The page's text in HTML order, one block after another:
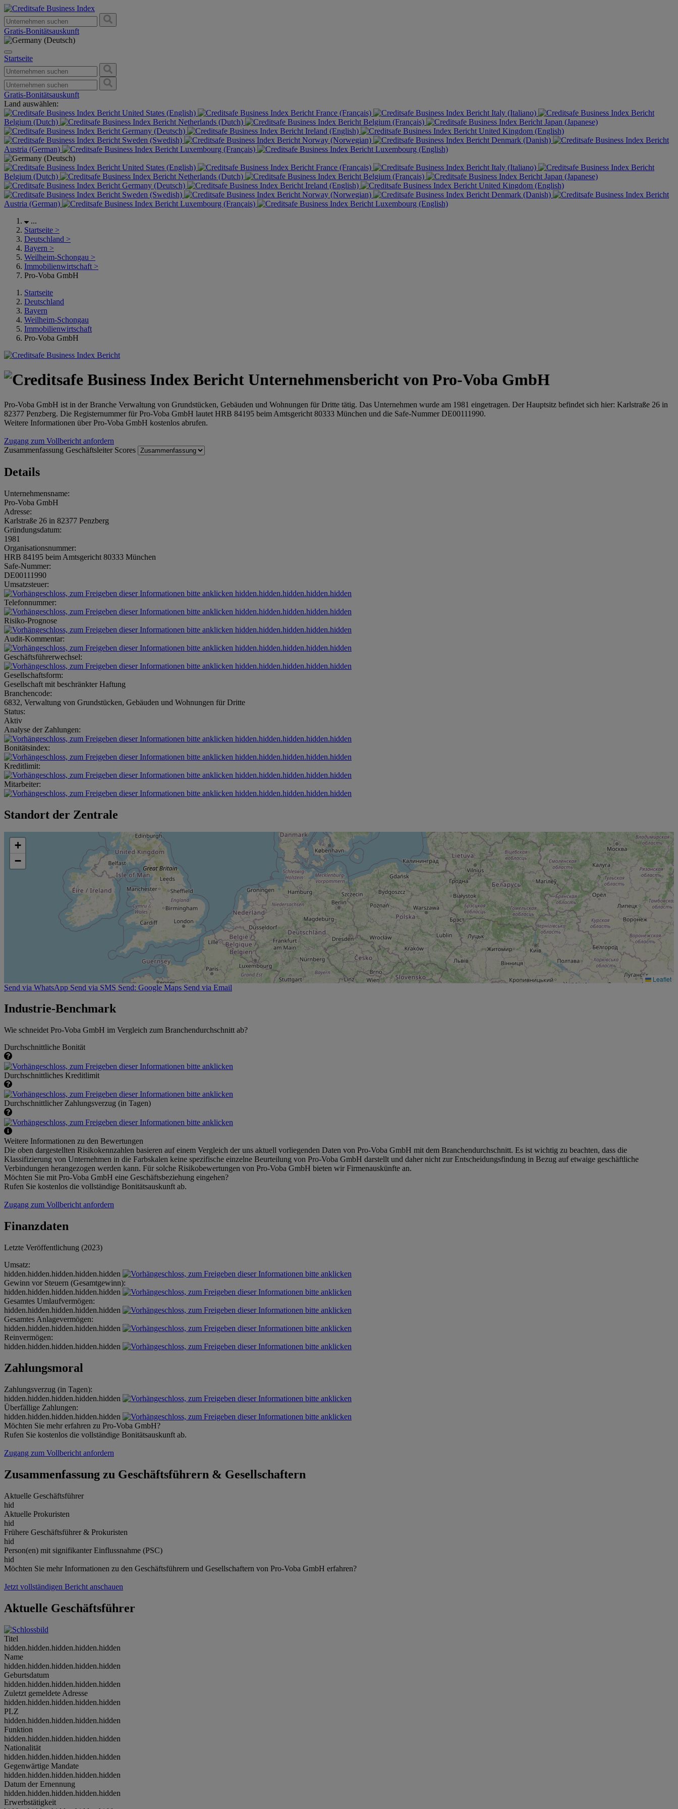
Gratis-Bonitätsauskunft
Startseite
Gratis-Bonitätsauskunft
Land auswählen:
United States (English)
France (Français)
Italy (Italiano)
Belgium (Dutch)
Netherlands (Dutch) Belgium (Français)
Japan (Japanese)
Germany (Deutsch)
Ireland (English)
United Kingdom (English)
Sweden (Swedish)
Norway (Norwegian)
Denmark (Danish)
Austria (German)
Luxembourg (Français) Luxembourg (English)
United States (English) France (Français)
Italy (Italiano)
Belgium (Dutch)
Netherlands (Dutch) Belgium (Français)
Japan (Japanese)
Germany (Deutsch)
Ireland (English)
United Kingdom (English)
Sweden (Swedish)
Norway (Norwegian)
Denmark (Danish)
Austria (German)
Luxembourg (Français)
Luxembourg (English)
...
Startseite >
Deutschland >
Bayern >
Weilheim-Schongau >
Immobilienwirtschaft >
Pro-Voba GmbH
Startseite
Deutschland
Bayern
Weilheim-Schongau
Immobilienwirtschaft
Pro-Voba GmbH
Unternehmensbericht von Pro-Voba GmbH
Pro-Voba GmbH ist in der Branche Verwaltung von Grundstücken, Gebäuden und Wohnungen für Dritte tätig. Das Unternehmen wurde am 1981 eingetragen. Der Hauptsitz befindet sich hier: Karlstraße 26 in
82377 Penzberg. Die Registernummer für Pro-Voba GmbH lautet HRB 84195 beim Amtsgericht 80333 München und die Safe-Nummer DE00111990.
Weitere Informationen über Pro-Voba GmbH kostenlos abrufen.
Zugang zum Vollbericht anfordern
Zusammenfassung Geschäftsleiter Scores
Details
Unternehmensname:
Pro-Voba GmbH
Adresse:
Karlstraße 26 in 82377 Penzberg
Gründungsdatum:
1981
Organisationsnummer:
HRB 84195 beim Amtsgericht 80333 München
Safe-Nummer:
DE00111990
Umsatzsteuer:
hidden.hidden.hidden.hidden.hidden
Telefonnummer:
hidden.hidden.hidden.hidden.hidden
Risiko-Prognose
hidden.hidden.hidden.hidden.hidden
Audit-Kommentar:
hidden.hidden.hidden.hidden.hidden
Geschäftsführerwechsel:
hidden.hidden.hidden.hidden.hidden
Gesellschaftsform:
Gesellschaft mit beschränkter Haftung
Branchencode:
6832, Verwaltung von Grundstücken, Gebäuden und Wohnungen für Dritte
Status:
Aktiv
Analyse der Zahlungen:
hidden.hidden.hidden.hidden.hidden
Bonitätsindex:
hidden.hidden.hidden.hidden.hidden
Kreditlimit:
hidden.hidden.hidden.hidden.hidden
Mitarbeiter:
hidden.hidden.hidden.hidden.hidden
Standort der Zentrale
+
−
Leaflet
Send via WhatsApp Send via SMS Send: Google Maps Send via Email
Industrie-Benchmark
Wie schneidet Pro-Voba GmbH im Vergleich zum Branchendurchschnitt ab?
Durchschnittliche Bonität
Durchschnittliches Kreditlimit
Durchschnittlicher Zahlungsverzug (in Tagen)
Weitere Informationen zu den Bewertungen
Die oben dargestellten Risikokennzahlen basieren auf einem Vergleich der uns aktuell vorliegenden Daten von Pro-Voba GmbH mit dem Branchendurchschnitt. Es ist wichtig zu beachten, dass die
Klassifizierung von Unternehmen in die Farbskalen keine spezifische einzelne Beurteilung von Pro-Voba GmbH darstellt und daher nicht zur Entscheidungsfindung in Bezug auf etwaige geschäftliche
Verbindungen herangezogen werden kann. Für solche Risikobewertungen von Pro-Voba GmbH bieten wir Firmenauskünfte an.
Möchten Sie mit Pro-Voba GmbH eine Geschäftsbeziehung eingehen?
Rufen Sie kostenlos die vollständige Bonitätsauskunft ab.
Zugang zum Vollbericht anfordern
Finanzdaten
Letzte Veröffentlichung (2023)
Umsatz:
hidden.hidden.hidden.hidden.hidden
Gewinn vor Steuern (Gesamtgewinn):
hidden.hidden.hidden.hidden.hidden
Gesamtes Umlaufvermögen:
hidden.hidden.hidden.hidden.hidden
Gesamtes Anlagevermögen:
hidden.hidden.hidden.hidden.hidden
Reinvermögen:
hidden.hidden.hidden.hidden.hidden
Zahlungsmoral
Zahlungsverzug (in Tagen):
hidden.hidden.hidden.hidden.hidden
Überfällige Zahlungen:
hidden.hidden.hidden.hidden.hidden
Möchten Sie mehr erfahren zu Pro-Voba GmbH?
Rufen Sie kostenlos die vollständige Bonitätsauskunft ab.
Zugang zum Vollbericht anfordern
Zusammenfassung zu Geschäftsführern & Gesellschaftern
Aktuelle Geschäftsführer
hid
Aktuelle Prokuristen
hid
Frühere Geschäftsführer & Prokuristen
hid
Person(en) mit signifikanter Einflussnahme (PSC)
hid
Möchten Sie mehr Informationen zu den Geschäftsführern und Gesellschaftern von Pro-Voba GmbH erfahren?
Jetzt vollständigen Bericht anschauen
Aktuelle Geschäftsführer
Titel
hidden.hidden.hidden.hidden.hidden
Name
hidden.hidden.hidden.hidden.hidden
Geburtsdatum
hidden.hidden.hidden.hidden.hidden
Zuletzt gemeldete Adresse
hidden.hidden.hidden.hidden.hidden
PLZ
hidden.hidden.hidden.hidden.hidden
Funktion
hidden.hidden.hidden.hidden.hidden
Nationalität
hidden.hidden.hidden.hidden.hidden
Gegenwärtige Mandate
hidden.hidden.hidden.hidden.hidden
Datum der Ernennung
hidden.hidden.hidden.hidden.hidden
Erwerbstätigkeit